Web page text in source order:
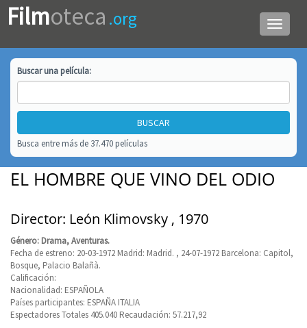
Menú
de
Filmoteca .org
Buscar unapelícula:
Busca entre más de 37.470 películas
EL HOMBRE QUE VINO DEL ODIO
Director: León Klimovsky , 1970
Género: Drama, Aventuras.
Fecha de estreno: 20-03-1972 Madrid: Madrid. , 24-07-1972 Barcelona: Capitol,
Bosque, Palacio Balañà.
Calificación:
Nacionalidad: ESPAÑOLA
Países participantes: ESPAÑA ITALIA
Espectadores Totales 405.040 Recaudación: 57.217,92